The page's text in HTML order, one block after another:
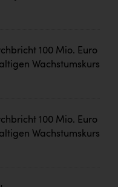
100 Mio. Euro
Wachstumskurs
100 Mio. Euro
Wachstumskurs